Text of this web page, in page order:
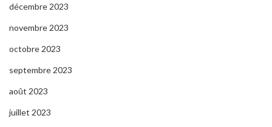
décembre 2023
novembre 2023
octobre 2023
septembre 2023
août 2023
juillet 2023